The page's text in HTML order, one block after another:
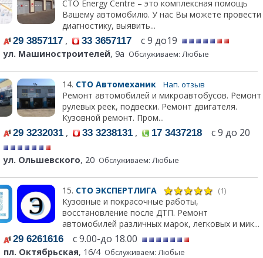
СТО Energy Centre – это комплексная помощь
Вашему автомобилю. У нас Вы можете провести
диагностику, выявить...
29 3857117 , 33 3657117 с 9 до19
ул. Машиностроителей, 9а Обслуживаем: Любые
14. СТО Автомеханик Нап. отзыв
Ремонт автомобилей и микроавтобусов. Ремонт
рулевых реек, подвески. Ремонт двигателя.
Кузовной ремонт. Пром...
29 3232031 , 33 3238131 , 17 3437218 с 9 до 20
ул. Ольшевского, 20 Обслуживаем: Любые
15. СТО ЭКСПЕРТЛИГА (1)
Кузовные и покрасочные работы,
восстановление после ДТП. Ремонт
автомобилей различных марок, легковых и мик...
29 6261616 с 9.00-до 18.00
пл. Октябрьская, 16/4 Обслуживаем: Любые